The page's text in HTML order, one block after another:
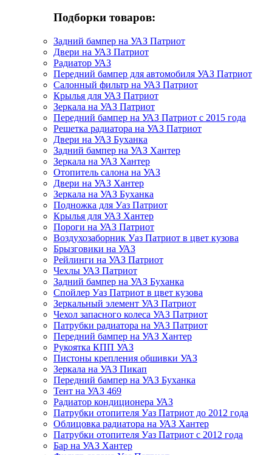
Подборки товаров:
Задний бампер на УАЗ Патриот
Двери на УАЗ Патриот
Радиатор УАЗ
Передний бампер для автомобиля УАЗ Патриот
Салонный фильтр на УАЗ Патриот
Крылья для УАЗ Патриот
Зеркала на УАЗ Патриот
Передний бампер на УАЗ Патриот с 2015 года
Решетка радиатора на УАЗ Патриот
Двери на УАЗ Буханка
Задний бампер на УАЗ Хантер
Зеркала на УАЗ Хантер
Отопитель салона на УАЗ
Двери на УАЗ Хантер
Зеркала на УАЗ Буханка
Подножка для Уаз Патриот
Крылья для УАЗ Хантер
Пороги на УАЗ Патриот
Воздухозаборник Уаз Патриот в цвет кузова
Брызговики на УАЗ
Рейлинги на УАЗ Патриот
Чехлы УАЗ Патриот
Задний бампер на УАЗ Буханка
Спойлер Уаз Патриот в цвет кузова
Зеркальный элемент УАЗ Патриот
Чехол запасного колеса УАЗ Патриот
Патрубки радиатора на УАЗ Патриот
Передний бампер на УАЗ Хантер
Рукоятка КПП УАЗ
Пистоны крепления обшивки УАЗ
Зеркала на УАЗ Пикап
Передний бампер на УАЗ Буханка
Тент на УАЗ 469
Радиатор кондиционера УАЗ
Патрубки отопителя Уаз Патриот до 2012 года
Облицовка радиатора на УАЗ Хантер
Патрубки отопителя Уаз Патриот с 2012 года
Бар на УАЗ Хантер